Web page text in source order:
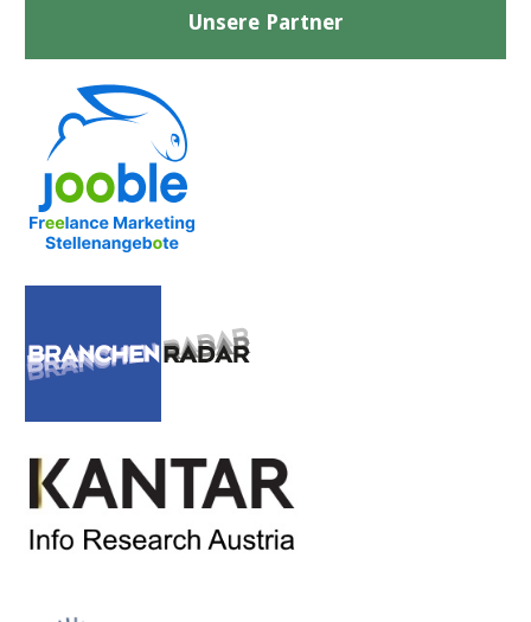
Unsere Partner